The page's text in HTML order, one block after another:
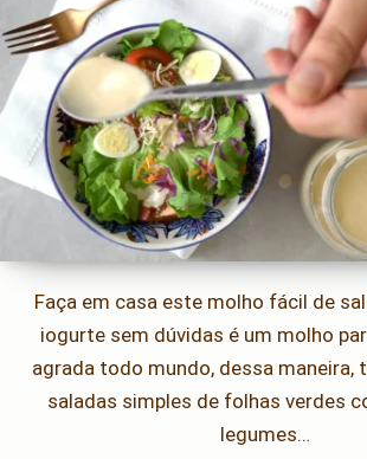
Faça em casa este molho fácil de
iogurte sem dúvidas é um molho
agrada todo mundo, dessa maneira,
saladas simples de folhas verdes
legumes…